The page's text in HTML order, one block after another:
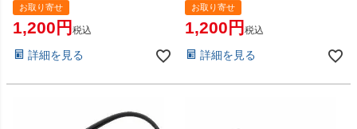
お取り寄せ
1,200 税込
詳細を見る
お取り寄せ
1,200 税込
詳細を見る